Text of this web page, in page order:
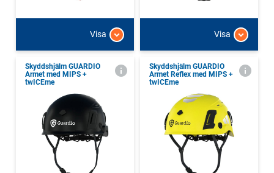
Visa Visa
Skyddshjälm GUARDIO
Armet med MIPS +
twICEme
Skyddshjälm GUARDIO
Armet Reflex med MIPS +
twICEme